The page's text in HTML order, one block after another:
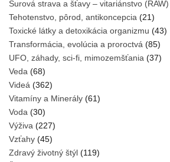
Surová strava a šťavy – vitariánstvo (RAW)
Tehotenstvo, pôrod, antikoncepcia (21)
Toxické látky a detoxikácia organizmu (43)
Transformácia, evolúcia a proroctvá (85)
UFO, záhady, sci-fi, mimozemšťania (37)
Veda (68)
Videá (362)
Vitamíny a Minerály (61)
Voda (30)
Výživa (227)
Vzťahy (45)
Zdravý životný štýl (119)